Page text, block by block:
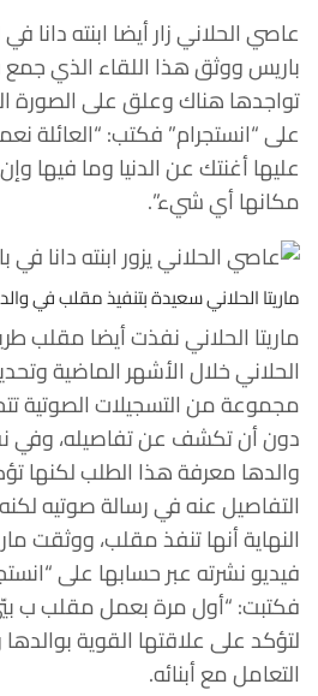
عاصي الحلاني زار أيضا ابنته دانا
باريس ووثق هذا اللقاء الذي جمع
تواجدها هناك وعلق على الصورة
على “انستجرام” فكتب: “العائلة
عليها أغنتك عن الدنيا وما فيها
مكانها أي شيء”.
ماريتا الحلاني سعيدة بتنفيذ مقلب في
ماريتا الحلاني نفذت أيضا مقلب
الحلاني خلال الأشهر الماضية
مجموعة من التسجيلات الصوتية
دون أن تكشف عن تفاصيله، وفي
والدها معرفة هذا الطلب لكنها
التفاصيل عنه في رسالة صوتيه
النهاية أنها تنفذ مقلب، ووثقت
فيديو نشرته عبر حسابها على
فكتبت: “أول مرة بعمل مقلب ب بيّي
لتؤكد على علاقتها القوية
التعامل مع أبنائه.